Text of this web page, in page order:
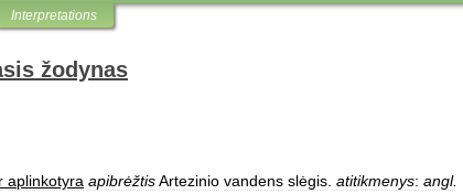
Interpretations
žodynas
aplinkotyra apibrėžtisArtezinio vandens slėgis atitikmenys: angl.